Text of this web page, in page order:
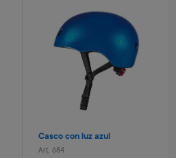
Casco con luz azul
Art. 684